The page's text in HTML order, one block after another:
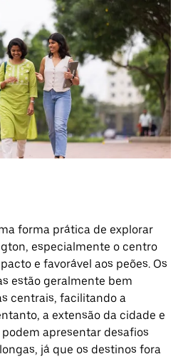
forma prática de explorar
especialmente o centro
e favorável aos peões. Os
estão geralmente bem
centrais, facilitando a
a extensão da cidade e
apresentar desafios
já que os destinos fora